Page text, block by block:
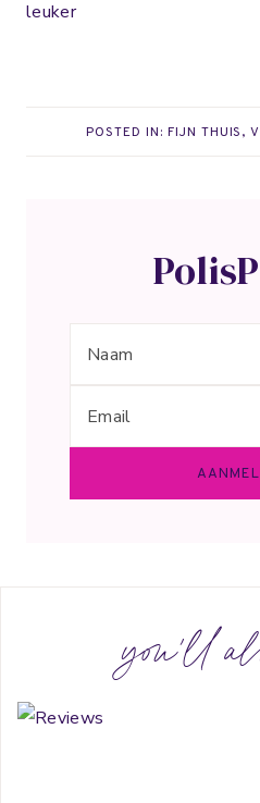
POSTED IN: FIJN THUIS,
you'll